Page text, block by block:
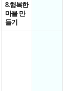
8.행복한
마을 만
들기